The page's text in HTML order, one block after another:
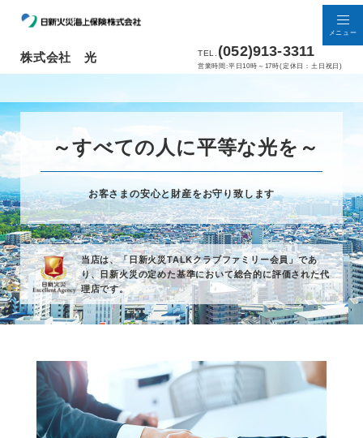
株式会社 光 TEL. (052)913-3311
営業時間:平日10時～17時(定休日：土日祝日)
メニュー
～すべての人に平等な光を～
お客さまの安心と財産をお守り致します
当店は、「日新火災TALKクラブファミリー会員」であ
り、 日新火災の定めた基準において総合的に評価された代
理店です。